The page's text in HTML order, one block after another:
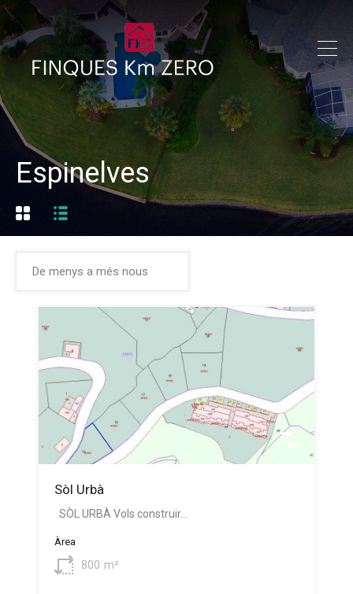
Espinelves
Sòl Urbà
SÒL URBÀ Vols construir…
Àrea
800 m²